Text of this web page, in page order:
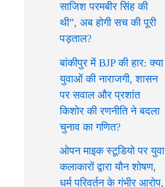
साजिश परमबीर सिंह की
थी”, अब होगी सच की पूरी
पड़ताल?
बांकीपुर में BJP की हार: क्या
युवाओं की नाराजगी, शासन
पर सवाल और प्रशांत
किशोर की रणनीति ने बदला
चुनाव का गणित?
ओपन माइक स्टूडियो पर युवा
कलाकारों द्वारा यौन शोषण,
धर्म परिवर्तन के गंभीर आरोप,